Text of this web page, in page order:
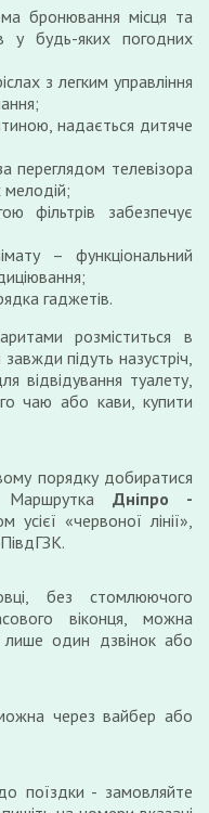
бронювання місця та
у будь-яких погодних
з легким управління
надається дитяче
переглядом телевізора
фільтрів забезпечує
– функціональний
гаджетів.
розміститься в
підуть назустріч,
відвідування туалету,
чаю або кави, купити
порядку добиратися
Дніпро -
усієї «червоної лінії»,
без стомлюючого
віконця, можна
лише один дзвінок або
через вайбер або
поїздки - замовляйте